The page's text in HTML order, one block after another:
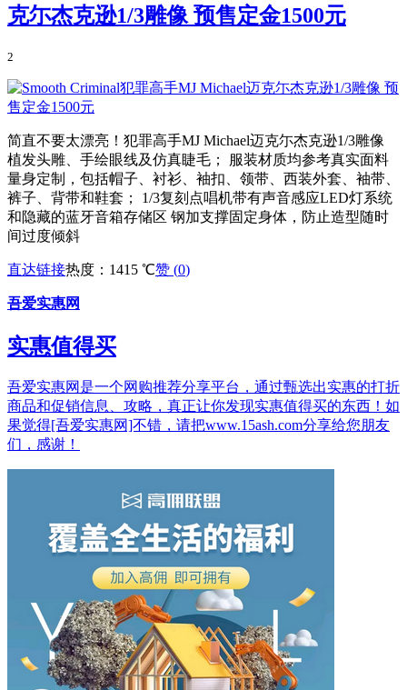
克尓杰克逊1/3雕像 预售定金1500元
2
简直不要太漂亮！犯罪高手MJ Michael迈克尓杰克逊1/3雕像
植发头雕、手绘眼线及仿真睫毛； 服装材质均参考真实面料
量身定制，包括帽子、衬衫、袖扣、领带、西装外套、袖带、
裤子、背带和鞋套； 1/3复刻点唱机带有声音感应LED灯系统
和隐藏的蓝牙音箱存储区 钢加支撑固定身体，防止造型随时
间过度倾斜
直达链接热度：1415 ℃赞 (0)
吾爱实惠网
实惠值得买
吾爱实惠网是一个网购推荐分享平台，通过甄选出实惠的打折
商品和促销信息、攻略，真正让你发现实惠值得买的东西！如
果觉得[吾爱实惠网]不错，请把www.15ash.com分享给您朋友
们，感谢！